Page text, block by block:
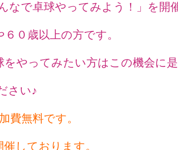
なで卓球やってみよう！」を開
０歳以上の方です。
やってみたい方はこの機会に是
さい♪
費無料です。
しております。